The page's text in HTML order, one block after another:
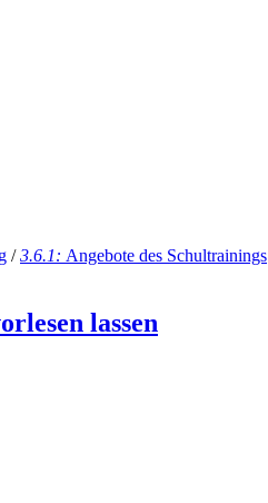
/3.6.1: Angebote des Schultrainings